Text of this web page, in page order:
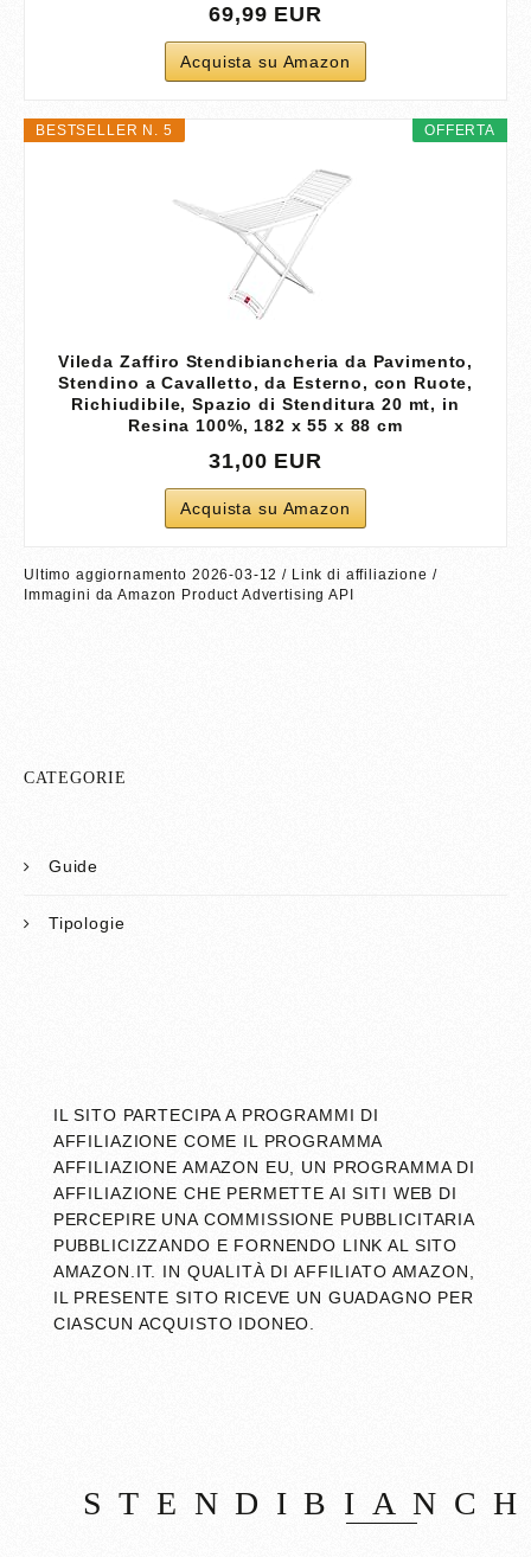
69,99 EUR
Acquista su Amazon
OFFERTA
BESTSELLER N. 5
Vileda Zaffiro Stendibiancheria da Pavimento,
Stendino a Cavalletto, da Esterno, con Ruote,
Richiudibile, Spazio di Stenditura 20 mt, in
Resina 100%, 182 x 55 x 88 cm
31,00 EUR
Acquista su Amazon
Ultimo aggiornamento 2026-03-12 / Link di affiliazione /
Immagini da Amazon Product Advertising API
CATEGORIE
Guide
Tipologie
IL SITO PARTECIPA A PROGRAMMI DI
AFFILIAZIONE COME IL PROGRAMMA
AFFILIAZIONE AMAZON EU, UN PROGRAMMA DI
AFFILIAZIONE CHE PERMETTE AI SITI WEB DI
PERCEPIRE UNA COMMISSIONE PUBBLICITARIA
PUBBLICIZZANDO E FORNENDO LINK AL SITO
AMAZON.IT. IN QUALITÀ DI AFFILIATO AMAZON,
IL PRESENTE SITO RICEVE UN GUADAGNO PER
CIASCUN ACQUISTO IDONEO.